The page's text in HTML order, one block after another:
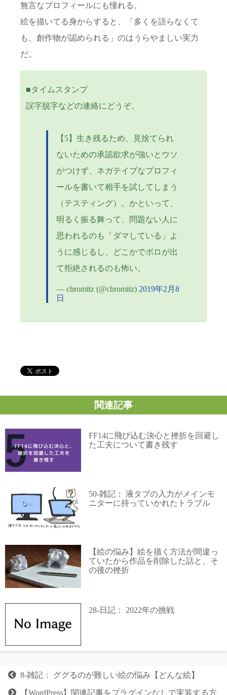
無言なプロフィールにも憧れる。
絵を描いてる身からすると、「多くを語らなくて
も、創作物が認められる」のはうらやましい実力
だ。
■タイムスタンプ
誤字脱字などの連絡にどうぞ。
【5】生き残るため、見捨てられ
ないための承認欲求が強いとウソ
がつけず、ネガテイブなプロフィ
ールを書いて相手を試してしまう
（テスティング）。かといって、
明るく振る舞って、問題ない人に
思われるのも「ダマしている」よ
うに感じるし、どこかでボロが出
て拒絶されるのも怖い。
— chromitz (@chromitz) 2019年2月8
日
関連記事
FF14に飛び込む決心と挫折を回避し
た工夫について書き残す
50-雑記： 液タブの入力がメインモ
ニターに持っていかれたトラブル
【絵の悩み】絵を描く方法が間違っ
ていたから作品を削除した話と、そ
の後の挫折
28-日記： 2022年の挑戦
8-雑記： ググるのが難しい絵の悩み【どんな絵】
【WordPress】関連記事をプラグインなしで実装する方